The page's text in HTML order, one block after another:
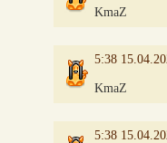
KmaZ
5:38
KmaZ
5:38